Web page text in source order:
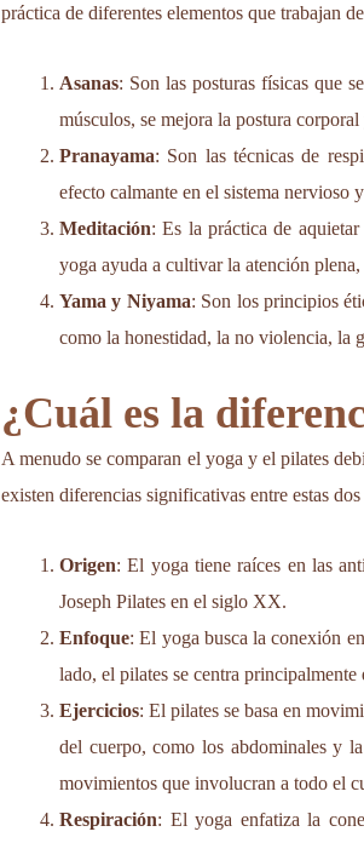
práctica de diferentes elementos que trabajan
Asanas: Son las posturas físicas que
músculos, se mejora la postura
Pranayama: Son las técnicas de
efecto calmante en el sistema nervioso
Meditación: Es la práctica de
yoga ayuda a cultivar la atención
Yama y Niyama: Son los principios
como la honestidad, la no violencia, la
¿Cuál es la
A menudo se comparan el yoga y el pilates
existen diferencias significativas entre estas
Origen: El yoga tiene raíces en las
Joseph Pilates en el siglo XX.
Enfoque: El yoga busca la conexión
lado, el pilates se centra
Ejercicios: El pilates se basa en
del cuerpo, como los abdominales y
movimientos que involucran a todo el
Respiración: El yoga enfatiza la